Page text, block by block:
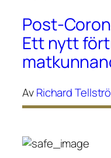
Post-
Ett nytt
AvRichard